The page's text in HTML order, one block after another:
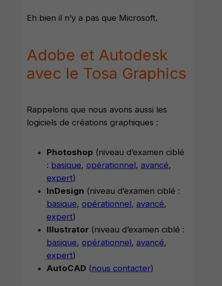
Eh bien il n’y a pas que Microsoft.
Adobe et Autodesk
avec le Tosa Graphics
Rappelons que nous avons aussi les
logiciels de créations graphiques :
Photoshop (niveau d’examen ciblé
: basique, opérationnel, avancé,
expert)
InDesign (niveau d’examen ciblé :
basique, opérationnel, avancé,
expert)
Illustrator(niveau d’examen ciblé :
basique, opérationnel, avancé,
expert)
AutoCAD (nous contacter)